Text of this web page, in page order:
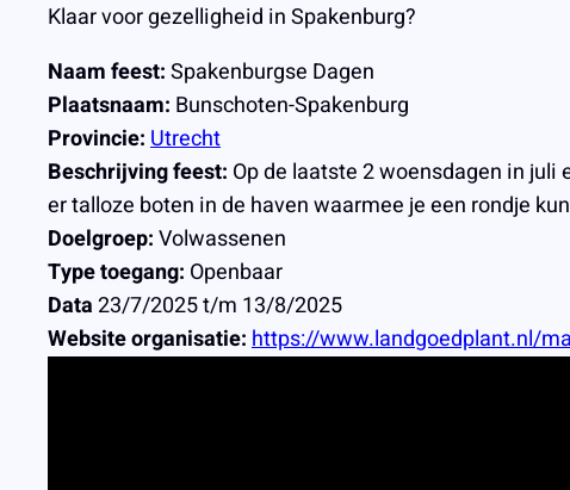
Klaar voor gezelligheid in Spakenburg?
Naam feest:Spakenburgse Dagen
Plaatsnaam: Bunschoten-Spakenburg
Provincie:Utrecht
Beschrijving feest: Op de laatste 2 woensdagen in
er talloze boten in de haven waarmee je een rondje
Doelgroep:Volwassenen
Type toegang: Openbaar
Data23/7/2025 t/m 13/8/2025
Website organisatie:https://www.landgoedplant.nl/